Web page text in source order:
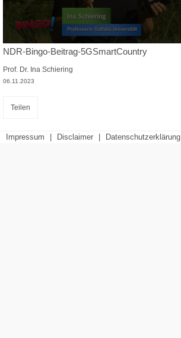
NDR-Bingo-Beitrag-5GSmartCountry
Prof. Dr. Ina Schiering
06.11.2023
Teilen
Impressum Disclaimer Datenschutzerklärung